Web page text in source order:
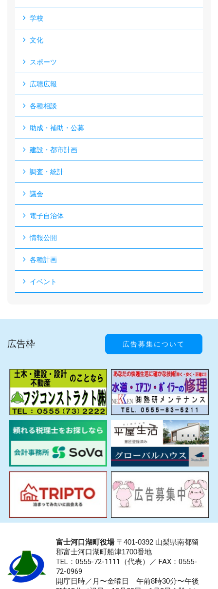
学校
文化
スポーツ
広聴広報
各種相談
助成・補助・公募
建設・都市計画
調査・統計
議会
電子自治体
情報公開
各種計画
イベント
広告枠 広告募集について
富士河口湖町役場〒401-0392 山梨県南都留
郡富士河口湖町船津1700番地
TEL：0555-72-1111 （代表）／ FAX：0555-
72-0969
開庁日時／月〜金曜日 午前8時30分〜午後